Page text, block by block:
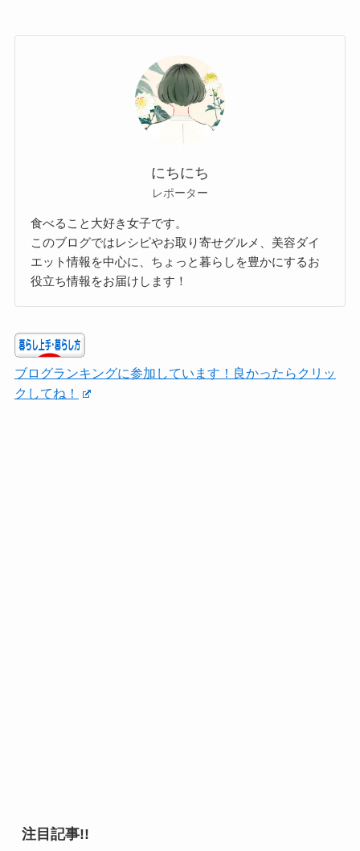
にちにち
レポーター
食べること大好き女子です。
このブログではレシピやお取り寄せグルメ、美容ダイ
エット情報を中心に、ちょっと暮らしを豊かにするお
役立ち情報をお届けします！
ブログランキングに参加しています！良かったらクリッ
クしてね！
注目記事!!